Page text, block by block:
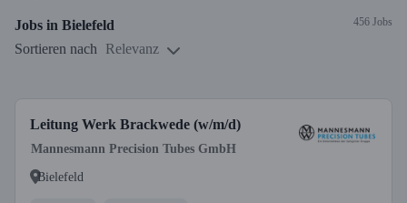
Jobs in Bielefeld 456 Jobs
Sortieren nach Relevanz
Leitung Werk Brackwede (w/m/d)
Mannesmann Precision Tubes GmbH
Bielefeld